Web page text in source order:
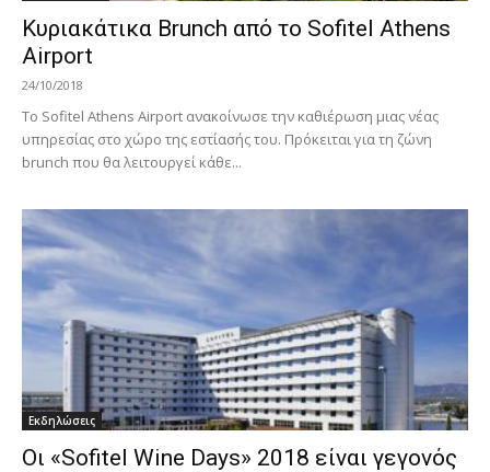
Κυριακάτικα Brunch από το Sofitel Athens
Airport
24/10/2018
Το Sofitel Athens Airport ανακοίνωσε την καθιέρωση μιας νέας
υπηρεσίας στο χώρο της εστίασής του. Πρόκειται για τη ζώνη
brunch που θα λειτουργεί κάθε...
Εκδηλώσεις
Οι «Sofitel Wine Days» 2018 είναι γεγονός